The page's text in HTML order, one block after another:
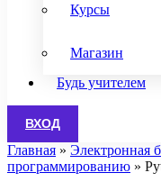
Курсы
Магазин
Будь учителем
ВХОД
Главная » Электронная
программированию »